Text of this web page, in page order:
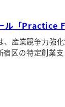
「Practice
産業競争力
宿区の特定創業